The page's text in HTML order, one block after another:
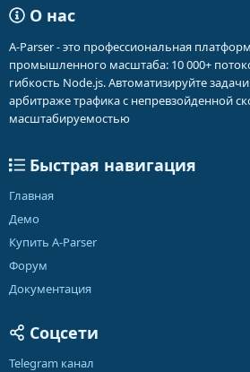
О нас
A-Parser - это профессиональная
промышленного масштаба: 10 000+
гибкость Node.js. Автоматизируйте
арбитраже трафика с непревзойденной
масштабируемостью
Быстрая навигация
Главная
Демо
Купить A-Parser
Форум
Документация
Соцсети
Telegram канал